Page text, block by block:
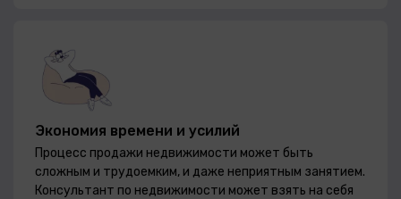
Экономия времени и усилий
Процесс продажи недвижимости может быть
сложным и трудоемким, и даже неприятным занятием.
Консультант по недвижимости может взять на себя